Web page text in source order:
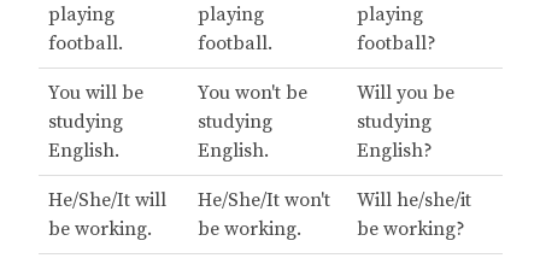
playing
football.
playing
football.
playing
football?
You will be
studying
English.
You won't be
studying
English.
Will you be
studying
English?
He/She/It will
be working.
He/She/It won't
be working.
Will he/she/it
be working?